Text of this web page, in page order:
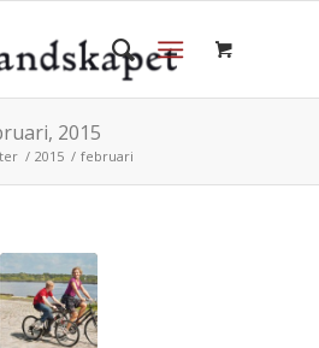
2015
/ 2015 / februari